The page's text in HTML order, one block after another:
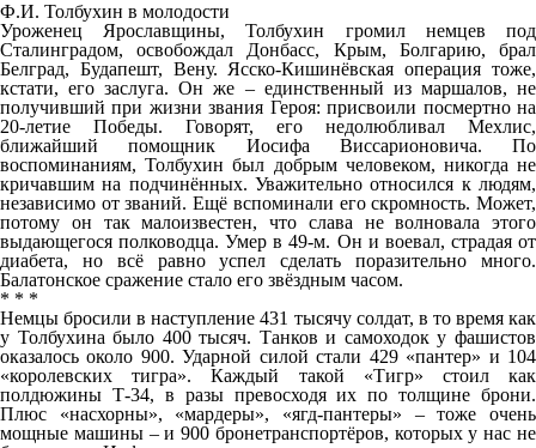
Ф.И. Толбухин в молодости
Уроженец Ярославщины, Толбухин громил немцев под
Сталинградом, освобождал Донбасс, Крым, Болгарию, брал
Белград, Будапешт, Вену. Ясско-Кишинёвская операция тоже,
кстати, его заслуга. Он же – единственный из маршалов, не
получивший при жизни звания Героя: присвоили посмертно на
20-летие Победы. Говорят, его недолюбливал Мехлис,
ближайший помощник Иосифа Виссарионовича. По
воспоминаниям, Толбухин был добрым человеком, никогда не
кричавшим на подчинённых. Уважительно относился к людям,
независимо от званий. Ещё вспоминали его скромность. Может,
потому он так малоизвестен, что слава не волновала этого
выдающегося полководца. Умер в 49-м. Он и воевал, страдая от
диабета, но всё равно успел сделать поразительно много.
Балатонское сражение стало его звёздным часом.
* * *
Немцы бросили в наступление 431 тысячу солдат, в то время как
у Толбухина было 400 тысяч. Танков и самоходок у фашистов
оказалось около 900. Ударной силой стали 429 «пантер» и 104
«королевских тигра». Каждый такой «Тигр» стоил как
полдюжины Т-34, в разы превосходя их по толщине брони.
Плюс «насхорны», «мардеры», «ягд-пантеры» – тоже очень
мощные машины – и 900 бронетранспортёров, которых у нас не